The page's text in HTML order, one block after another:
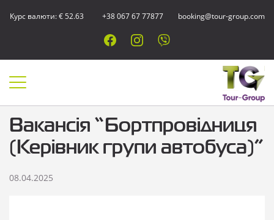
Курс валюти: € 52.63 +38 067 67 77877 booking@tour-group.com
Вакансія “Бортпровідниця
(Керівник групи автобуса)”
08.04.2025